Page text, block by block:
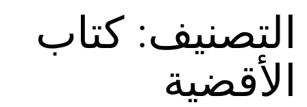
التصنيف:كتاب
الأقضية